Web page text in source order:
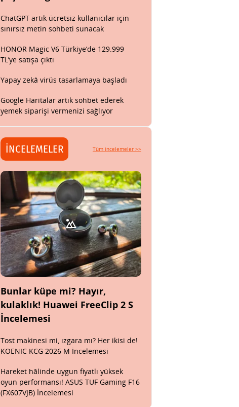
ChatGPT artık ücretsiz kullanıcılar için
sınırsız metin sohbeti sunacak
HONOR Magic V6 Türkiye’de 129.999
TL’ye satışa çıktı
Yapay zekâ virüs tasarlamaya başladı
Google Haritalar artık sohbet ederek
yemek siparişi vermenizi sağlıyor
İNCELEMELER Tüm incelemeler >>
Bunlar küpe mi? Hayır,
kulaklık! Huawei FreeClip 2 S
İncelemesi
Tost makinesi mi, ızgara mı? Her ikisi de!
KOENIC KCG 2026 M İncelemesi
Hareket hâlinde uygun fiyatlı yüksek
oyun performansı! ASUS TUF Gaming F16
(FX607VJB) İncelemesi